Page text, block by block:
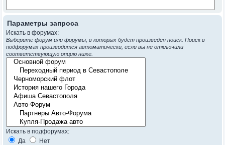
Параметры запроса
Искать в форумах:
Выберите форум или форумы, в которых будет произведён поиск. Поиск в
подфорумах производится автоматически, если вы не отключили
соответствующую опцию ниже.
Искать в подфорумах:
Да
Нет